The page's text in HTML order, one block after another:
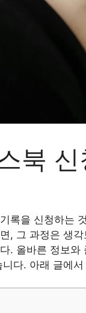
북
록을 신청하는
, 그 과정은 생
. 올바른 정보
니다. 아래 글에